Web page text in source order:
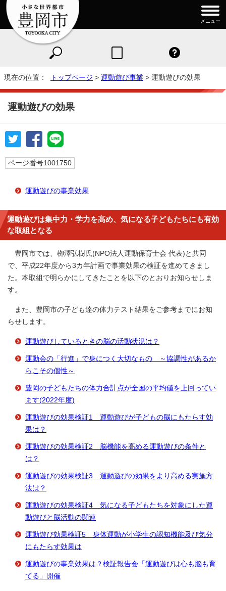
メニュー
現在の位置： トップページ > 運動遊び事業 > 運動遊びの効果
運動遊びの効果
ページ番号1001750
運動遊びの事業効果
運動遊びは集中力・学力を高め、気になる子どもたちにも有効
な取組となる
豊岡市では、栁澤弘樹氏(NPO法人運動保育士会 代表)と共同
で、平成22年度から3カ年計画で事業効果の検証を進めてきまし
た。本取組で明らかにしてきたことを以下のとおりお知らせしま
す。
また、豊岡市の子ども達の体力テスト結果をご参考までにお知
らせします。
運動遊びしているときの脳の活動状況は？
運動会の「行進」で身につく大切なもの ～協調性があるか
らこその個性～
豊岡の子どもたちの体力合計点が全国の平均値を上回ってい
ます(2022年度)
運動遊びの効果検証1 運動遊びが子どもの脳にもたらす効
果は？
運動遊びの効果検証2 脳機能を高める運動遊びの条件と
は？
運動遊びの効果検証3 運動遊びの効果をより高める実施方
法は？
運動遊びの効果検証4 気になる子どもたちを対象にした運
動遊びと脳活動の関連
運動遊び効果検証5 身体運動が小学生の認知機能及び気分
にもたらす効果は
運動遊びの事業効果は？検証報告会「運動遊びは心も脳も育
てる」開催